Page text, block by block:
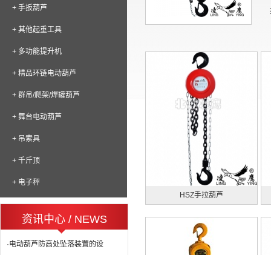
+ 手扳葫芦
+ 其他起重工具
+ 多功能提升机
+ 精品环链电动葫芦
+ 群吊/爬架/焊罐葫芦
+ 舞台电动葫芦
+ 吊索具
+ 千斤顶
+ 电子秤
资讯中心 / NEWS
·电动葫芦防高处坠落装置的设
HSZ手拉葫芦